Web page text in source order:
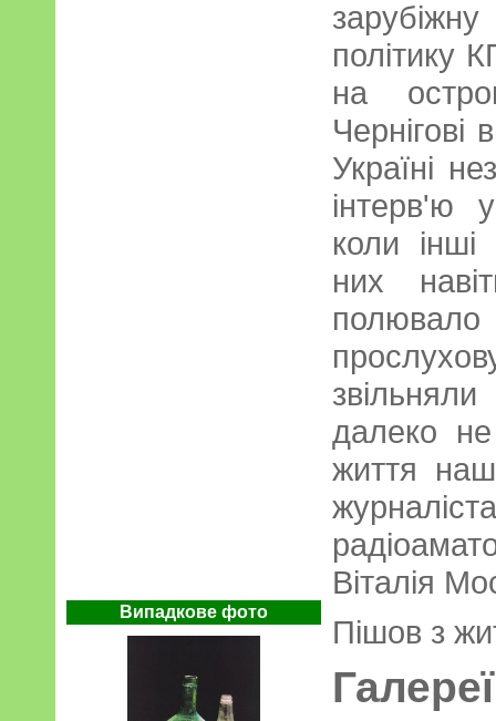
Випадкове фото
політику
на
Україні
інтерв'ю
коли
них
далеко не
життя
Віталія
Пішов з
Галереї